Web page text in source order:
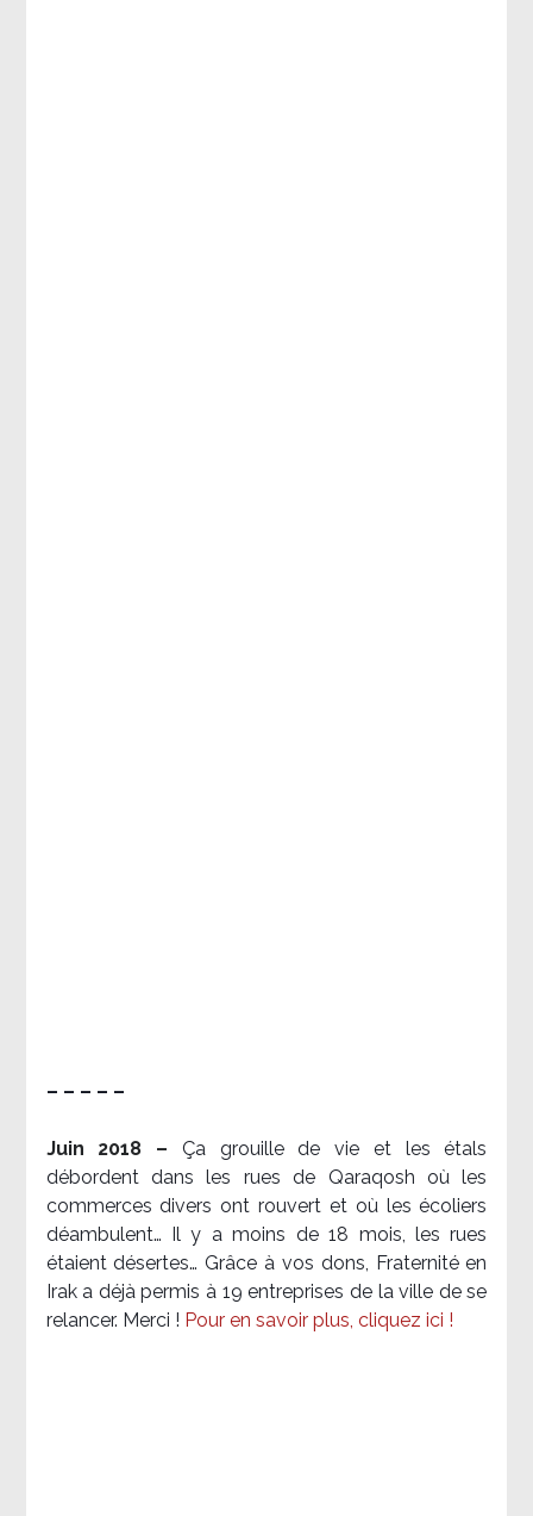
– – – – –
Juin 2018 – Ça grouille de vie et les étals
débordent dans les rues de Qaraqosh où les
commerces divers ont rouvert et où les écoliers
déambulent… Il y a moins de 18 mois, les rues
étaient désertes… Grâce à vos dons, Fraternité en
Irak a déjà permis à 19 entreprises de la ville de se
relancer. Merci ! Pour en savoir plus, cliquez ici !